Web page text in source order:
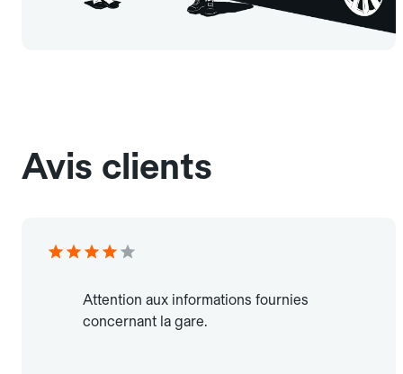
Avis clients
Attention aux informations fournies
concernant la gare.